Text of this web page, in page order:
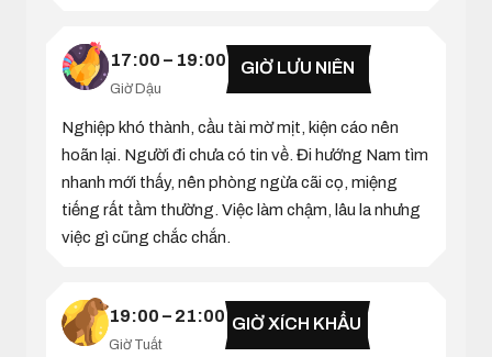
17:00 – 19:00
Giờ Dậu
GIỜ LƯU NIÊN
Nghiệp khó thành, cầu tài mờ mịt, kiện cáo nên
hoãn lại. Người đi chưa có tin về. Đi hướng Nam tìm
nhanh mới thấy, nên phòng ngừa cãi cọ, miệng
tiếng rất tầm thường. Việc làm chậm, lâu la nhưng
việc gì cũng chắc chắn.
19:00 – 21:00
Giờ Tuất
GIỜ XÍCH KHẨU